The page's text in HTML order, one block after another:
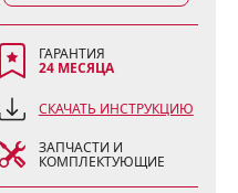
ГАРАНТИЯ
24 МЕСЯЦА
СКАЧАТЬ ИНСТРУКЦИЮ
ЗАПЧАСТИ И
КОМПЛЕКТУЮЩИЕ